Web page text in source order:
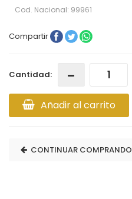
Cod. Nacional: 99961
Compartir
Cantidad:
Añadir al carrito
CONTINUAR COMPRANDO